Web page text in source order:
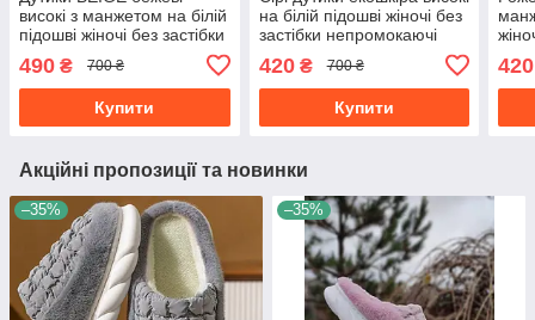
високі з манжетом на білій
підошві жіночі без застібки
490 ₴ 700 ₴
Купити
на білій підошві жіночі без
застібки непромокаючі
420₴ 700 ₴
Купити
420
Акційні пропозиції та новинки
–35% –35%